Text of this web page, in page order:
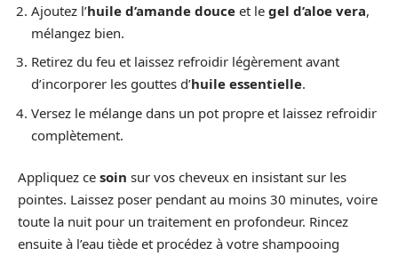
Ajoutez l’huile d’amande douce et le gel d’aloe vera,
mélangez bien.
Retirez du feu et laissez refroidir légèrement avant
d’incorporer les gouttes d’huile essentielle.
Versez le mélange dans un pot propre et laissez refroidir
complètement.
Appliquez ce soin sur vos cheveux en insistant sur les
pointes. Laissez poser pendant au moins 30 minutes, voire
toute la nuit pour un traitement en profondeur. Rincez
ensuite à l’eau tiède et procédez à votre shampooing